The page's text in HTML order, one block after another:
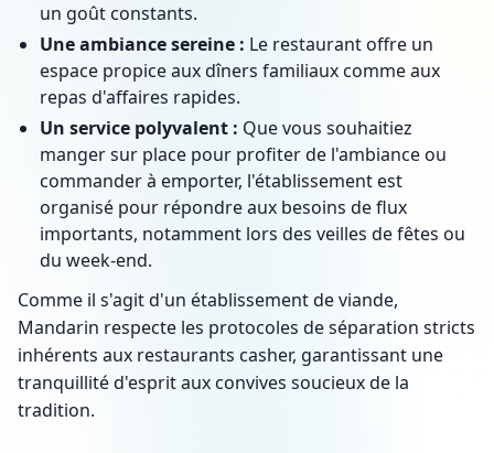
un goût constants.
Une ambiance sereine : Le restaurant offre un
espace propice aux dîners familiaux comme aux
repas d'affaires rapides.
Un service polyvalent : Que vous souhaitiez
manger sur place pour profiter de l'ambiance ou
commander à emporter, l'établissement est
organisé pour répondre aux besoins de flux
importants, notamment lors des veilles de fêtes ou
du week-end.
Comme il s'agit d'un établissement de viande,
Mandarin respecte les protocoles de séparation stricts
inhérents aux restaurants casher, garantissant une
tranquillité d'esprit aux convives soucieux de la
tradition.